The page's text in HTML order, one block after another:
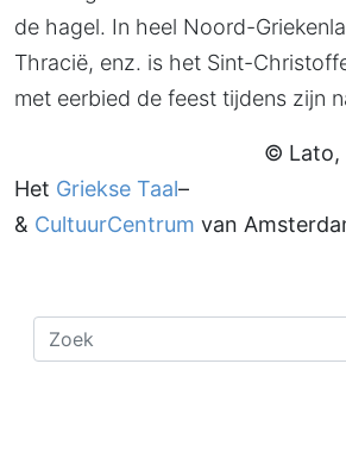
de hagel. In heel Noord-
Thracië, enz. is het Sint-
met eerbied de feest tijdens zijn
© Lato,
Het Griekse Taal–
& CultuurCentrum van